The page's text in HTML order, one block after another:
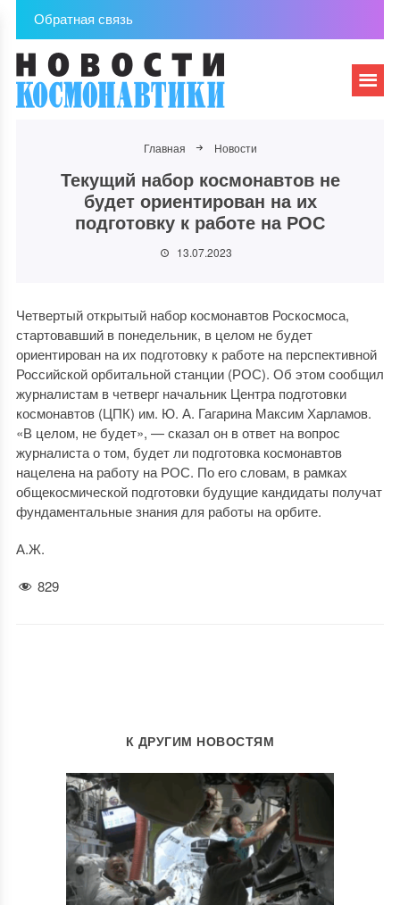
Обратная связь
Главная Новости
Текущий набор космонавтов не
будет ориентирован на их
подготовку к работе на РОС
13.07.2023
Четвертый открытый набор космонавтов Роскосмоса,
стартовавший в понедельник, в целом не будет
ориентирован на их подготовку к работе на перспективной
Российской орбитальной станции (РОС). Об этом сообщил
журналистам в четверг начальник Центра подготовки
космонавтов (ЦПК) им. Ю. А. Гагарина Максим Харламов.
«В целом, не будет», — сказал он в ответ на вопрос
журналиста о том, будет ли подготовка космонавтов
нацелена на работу на РОС. По его словам, в рамках
общекосмической подготовки будущие кандидаты получат
фундаментальные знания для работы на орбите.
А.Ж.
829
К ДРУГИМ НОВОСТЯМ